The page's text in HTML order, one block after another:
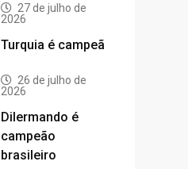
27 de julho de
2026
Turquia é campeã
26 de julho de
2026
Dilermando é
campeão
brasileiro